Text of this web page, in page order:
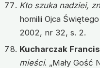
Kto szuka nadziei,
homilii Ojca
2002, nr 32, s. 2.
Kucharczak
mieści. „Mały Gość